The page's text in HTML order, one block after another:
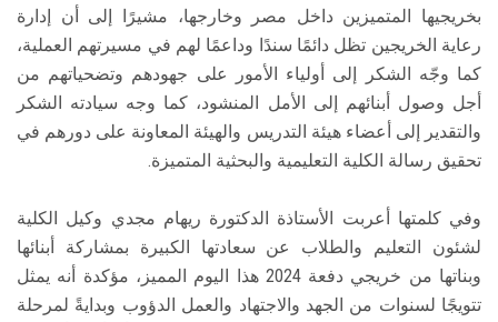
بخريجيها المتميزين داخل مصر وخارجها، مشيرًا إلى أن إدارة
رعاية الخريجين تظل دائمًا سندًا وداعمًا لهم في مسيرتهم العملية،
كما وجّه الشكر إلى أولياء الأمور على جهودهم وتضحياتهم من
أجل وصول أبنائهم إلى الأمل المنشود، كما وجه سيادته الشكر
والتقدير إلى أعضاء هيئة التدريس والهيئة المعاونة على دورهم في
تحقيق رسالة الكلية التعليمية والبحثية المتميزة.
وفي كلمتها أعربت الأستاذة الدكتورة ريهام مجدي وكيل الكلية
لشئون التعليم والطلاب عن سعادتها الكبيرة بمشاركة أبنائها
وبناتها من خريجي دفعة 2024 هذا اليوم المميز، مؤكدة أنه يمثل
تتويجًا لسنوات من الجهد والاجتهاد والعمل الدؤوب وبدايةً لمرحلة